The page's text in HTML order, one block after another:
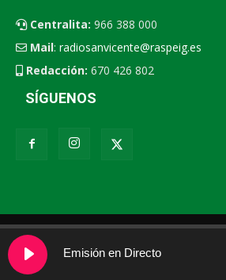
Centralita: 966 388 000
Mail: radiosanvicente@raspeig.es
Redacción: 670 426 802
SÍGUENOS
Radio San Vicente Contacto
© 2026 - Radio San Vicente
Emisión en Directo